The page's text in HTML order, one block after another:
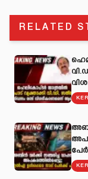
RELATED